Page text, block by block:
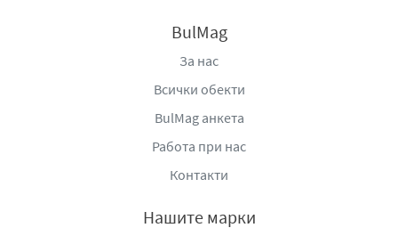
BulMag
За нас
Всички обекти
BulMag анкета
Работа при нас
Контакти
Нашите марки